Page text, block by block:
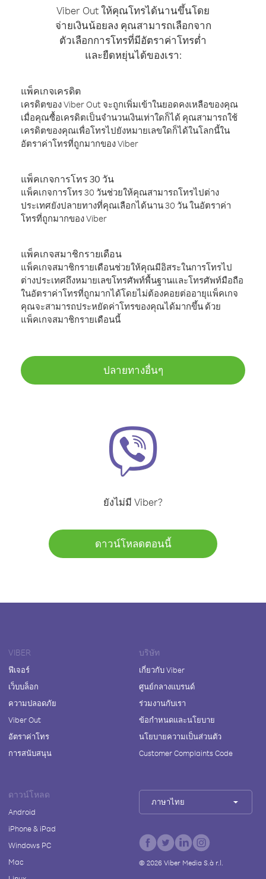
Viber Out ให้คุณโทรได้นานขึ้นโดย
จ่ายเงินน้อยลง คุณสามารถเลือกจาก
ตัวเลือกการโทรที่มีอัตราค่าโทรต่ำ
และยืดหยุ่นได้ของเรา:
แพ็คเกจเครดิต
เครดิตของ Viber Out จะถูกเพิ่มเข้าในยอดคงเหลือของคุณ
เมื่อคุณซื้อเครดิตเป็นจำนวนเงินเท่าใดก็ได้ คุณสามารถใช้
เครดิตของคุณเพื่อโทรไปยังหมายเลขใดก็ได้ในโลกนี้ใน
อัตราค่าโทรที่ถูกมากของ Viber
แพ็คเกจการโทร 30 วัน
แพ็คเกจการโทร 30 วันช่วยให้คุณสามารถโทรไปต่าง
ประเทศยังปลายทางที่คุณเลือกได้นาน 30 วัน ในอัตราค่า
โทรที่ถูกมากของ Viber
แพ็คเกจสมาชิกรายเดือน
แพ็คเกจสมาชิกรายเดือนช่วยให้คุณมีอิสระในการโทรไป
ต่างประเทศถึงหมายเลขโทรศัพท์พื้นฐานและโทรศัพท์มือถือ
ในอัตราค่าโทรที่ถูกมากได้โดยไม่ต้องคอยต่ออายุแพ็คเกจ
คุณจะสามารถประหยัดค่าโทรของคุณได้มากขึ้น ด้วย
แพ็คเกจสมาชิกรายเดือนนี้
ปลายทางอื่นๆ
ยังไม่มี Viber?
ดาวน์โหลดตอนนี้
VIBER
ฟีเจอร์
เว็บบล็อก
ความปลอดภัย
Viber Out
อัตราค่าโทร
การสนับสนุน
บริษัท
เกี่ยวกับ Viber
ศูนย์กลางแบรนด์
ร่วมงานกับเรา
ข้อกำหนดและนโยบาย
นโยบายความเป็นส่วนตัว
Customer Complaints Code
ดาวน์โหลด
Android
iPhone & iPad
Windows PC
Mac
ภาษาไทย
© 2026Viber Media S.à r.l.